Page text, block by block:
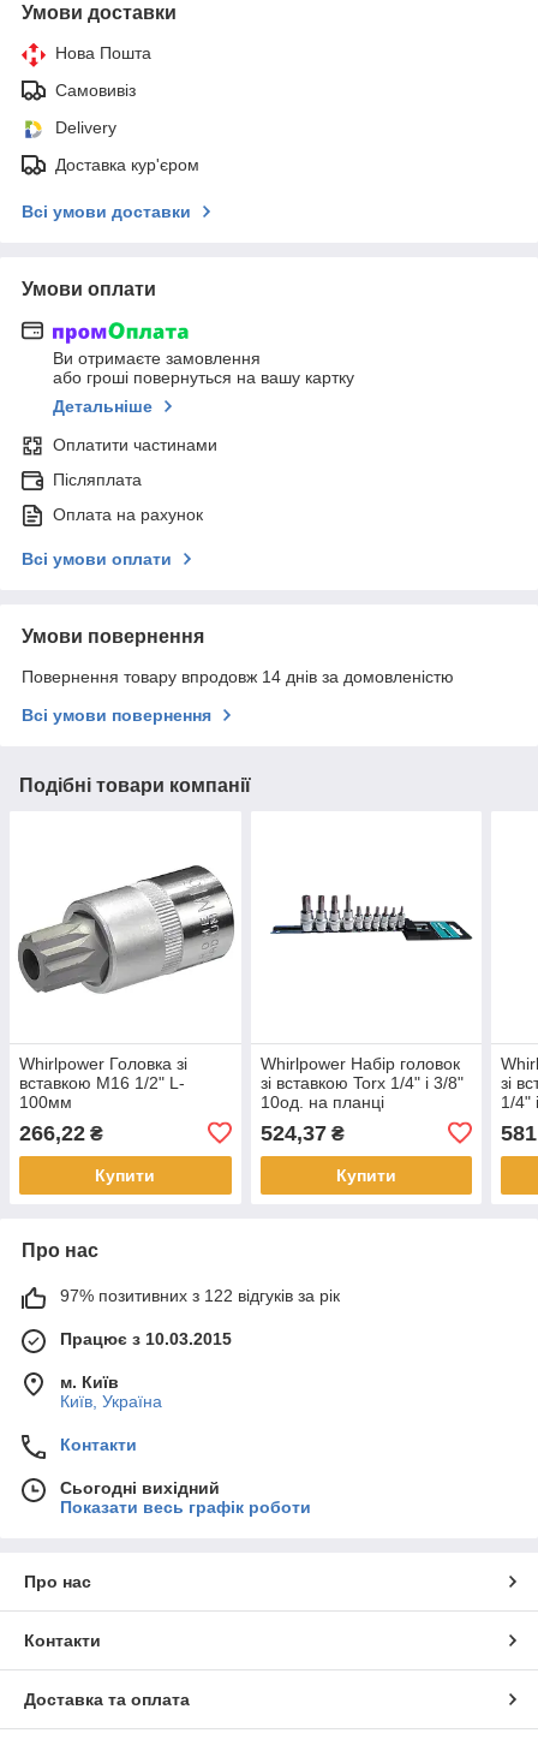
Умови доставки
Нова Пошта
Самовивіз
Delivery
Доставка кур'єром
Всі умови доставки
Умови оплати
Ви отримаєте замовлення
або гроші повернуться на вашу картку
Детальніше
Оплатити частинами
Післяплата
Оплата на рахунок
Всі умови оплати
Умови повернення
Повернення товару впродовж 14 днів за домовленістю
Всі умови повернення
Подібні товари компанії
Whirlpower Головка зі
вставкою М16 1/2" L-
100мм
266,22 ₴
Купити
Whirlpower Набір головок
зі вставкою Torx 1/4" і 3/8"
10од. на планці
524,37₴
Купити
зі
1/4"
Про нас
97% позитивних з 122 відгуків за рік
Працює з 10.03.2015
м. Київ
Київ, Україна
Контакти
Сьогодні вихідний
Показати весь графік роботи
Про нас
Контакти
Доставка та оплата